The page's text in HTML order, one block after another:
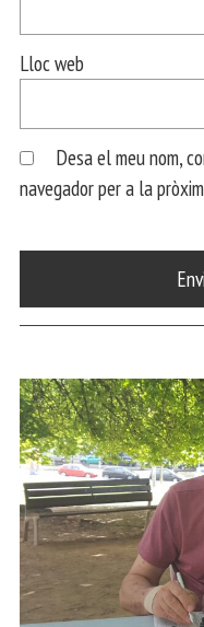
Lloc web
Desa el meu nom,
navegador per a la